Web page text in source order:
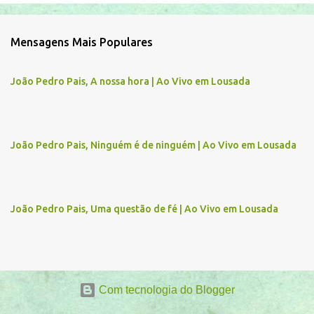
e
t
i
Mensagens Mais Populares
João Pedro Pais, A nossa hora | Ao Vivo em Lousada
João Pedro Pais, Ninguém é de ninguém | Ao Vivo em Lousada
João Pedro Pais, Uma questão de fé | Ao Vivo em Lousada
Com tecnologia do Blogger